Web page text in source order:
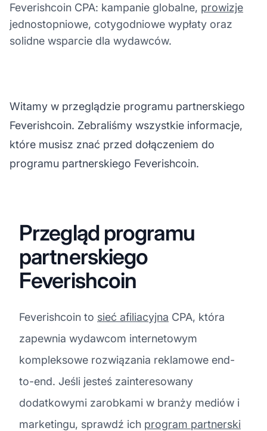
Feverishcoin CPA: kampanie globalne, prowizje
jednostopniowe, cotygodniowe wypłaty oraz
solidne wsparcie dla wydawców.
Witamy w przeglądzie programu partnerskiego
Feverishcoin. Zebraliśmy wszystkie informacje,
które musisz znać przed dołączeniem do
programu partnerskiego Feverishcoin.
Przegląd programu
partnerskiego
Feverishcoin
Feverishcoin to sieć afiliacyjna CPA, która
zapewnia wydawcom internetowym
kompleksowe rozwiązania reklamowe end-
to-end. Jeśli jesteś zainteresowany
dodatkowymi zarobkami w branży mediów i
marketingu, sprawdź ich program partnerski